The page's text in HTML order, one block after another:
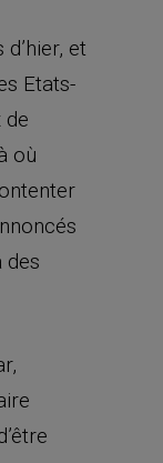
et
Etats-
de
où
des